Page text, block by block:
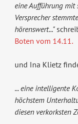
eine Aufführung mit
Versprecher
hörenswert..."
Boten vom 14.11.
und Ina Klietz
... eine intelligente
höchstem
diesen verkorksten